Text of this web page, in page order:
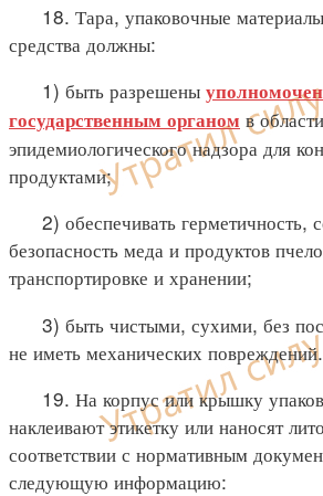
18. Тара, упаковочные
средства должны:
1) быть разрешены
государственным органом в
эпидемиологического надзора для
продуктами;
2) обеспечивать герметичность,
безопасность меда и продуктов
транспортировке и хранении;
3) быть чистыми, сухими, без
не иметь механических повреждений.
19. На корпус или крышку
наклеивают этикетку или наносят
соответствии с нормативным
следующую информацию: